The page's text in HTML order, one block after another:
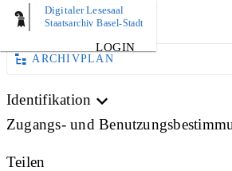
Digitaler Lesesaal
Staatsarchiv Basel-Stadt
LOGIN
AKTE
ARCHIVPLAN
Identifikation
Zugangs- und
Teilen